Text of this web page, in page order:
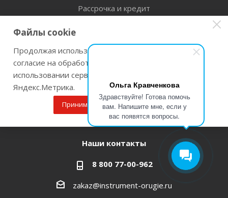
Ольга Кравченкова
Здравствуйте! Готова помочь
вам. Напишите мне, если у
вас появятся вопросы.
Рассрочка и кредит
Помощь
Оставайтесь на связи
Наши контакты
8 800 77-00-962
zakaz@instrument-orugie.ru
Файлы cookie
Продолжая использовать наш сайт Вы даете
согласие на обработку файлов cookie и
использовании сервисов веб-аналитики
Яндекс.Метрика.
Принимаю Подробнее